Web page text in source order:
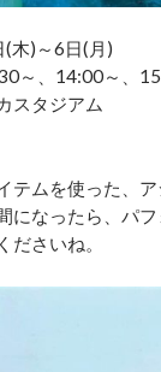
木)～6日(月)
～、14:00～、
スタジアム
テムを使った、
になったら、パ
ださいね。